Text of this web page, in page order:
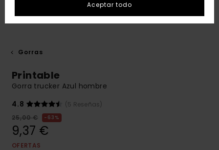
Gorras
Printable
Gorra trucker Azul hombre
4.8
(5 Reseñas)
25,00 €
63%
9,37 €
OFERTAS
Aceptar todo